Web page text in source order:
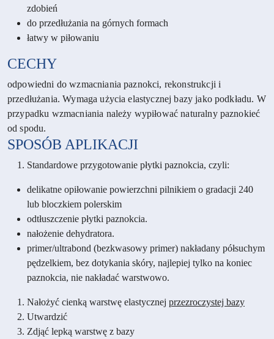
zdobień
do przedłużania na górnych formach
łatwy w piłowaniu
CECHY
odpowiedni do wzmacniania paznokci, rekonstrukcji i
przedłużania. Wymaga użycia elastycznej bazy jako podkładu. W
przypadku wzmacniania należy wypiłować naturalny paznokieć
od spodu.
SPOSÓB APLIKACJI
Standardowe przygotowanie płytki paznokcia, czyli:
delikatne opiłowanie powierzchni pilnikiem o gradacji 240
lub bloczkiem polerskim
odtłuszczenie płytki paznokcia.
nałożenie dehydratora.
primer/ultrabond (bezkwasowy primer) nakładany półsuchym
pędzelkiem, bez dotykania skóry, najlepiej tylko na koniec
paznokcia, nie nakładać warstwowo.
Nałożyć cienką warstwę elastycznej przezroczystej bazy
Utwardzić
Zdjąć lepką warstwę z bazy